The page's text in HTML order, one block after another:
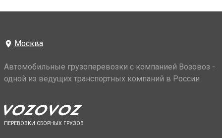
Москва
Автомобильные грузоперевозки с компанией Возовоз -
одной из ведущих транспортных компаний в России
ПЕРЕВОЗКИ СБОРНЫХ ГРУЗОВ